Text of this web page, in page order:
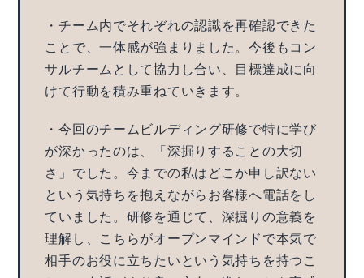
・チーム内でそれぞれの認識を再確認できた
ことで、一体感が強まりました。今後もコン
サルチームとして協力し合い、目標達成に向
けて行動を積み重ねていきます。
・今回のチームビルディング研修で特に学び
が深かったのは、「深掘りすることの大切
さ」でした。今までの私はどこか申し訳ない
という気持ちを抱えながらお客様へ電話をし
ていました。研修を通じて、深掘りの意義を
理解し、こちらがオープンマインドで本気で
相手のお役に立ちたいという気持ちを持つこ